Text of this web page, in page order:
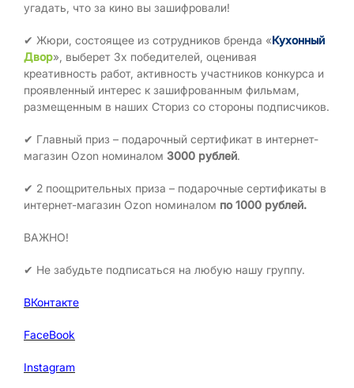
угадать, что за кино вы зашифровали!
✔ Жюри, состоящее из сотрудников бренда «Кухонный
Двор», выберет 3х победителей, оценивая
креативность работ, активность участников конкурса и
проявленный интерес к зашифрованным фильмам,
размещенным в наших Сториз со стороны подписчиков.
✔ Главный приз – подарочный сертификат в интернет-
магазин Ozon номиналом 3000 рублей.
✔ 2 поощрительных приза – подарочные сертификаты в
интернет-магазин Ozon номиналом по 1000 рублей.
ВАЖНО!
✔ Не забудьте подписаться на любую нашу группу.
ВКонтакте
FaceBook
Instagram